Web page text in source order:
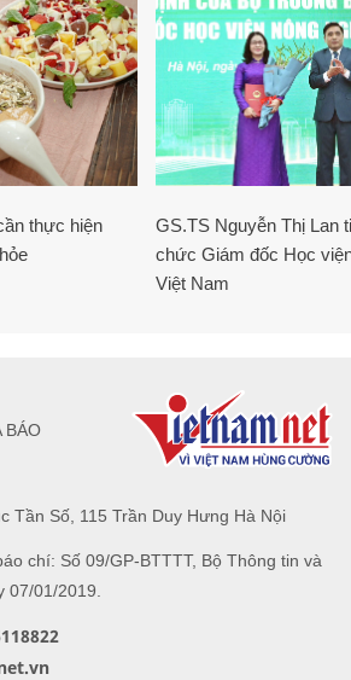
thực hiện
GS.TS Nguyễn Thị Lan
chức Giám đốc Học
Việt Nam
Tần Số, 115 Trần Duy Hưng Hà Nội
chí: Số 09/GP-BTTTT, Bộ Thông tin và
07/01/2019.
BÁO